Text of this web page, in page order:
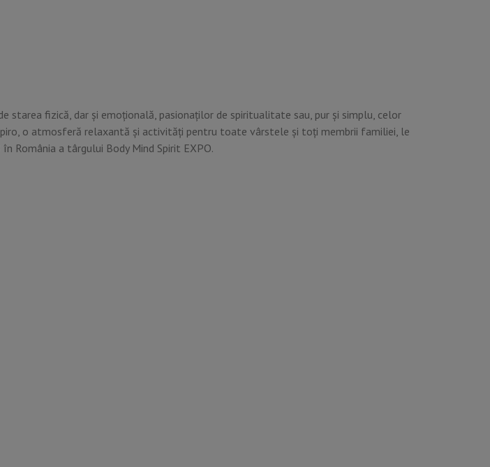
fizică, dar și emoțională, pasionaților de spiritualitate sau, pur și simplu, celor
o atmosferă relaxantă și activități pentru toate vârstele și toți membrii familiei, le
România a târgului Body Mind Spirit EXPO.